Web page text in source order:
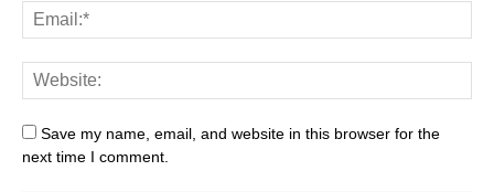
Save my name, email, and website in this browser for the
next time I comment.